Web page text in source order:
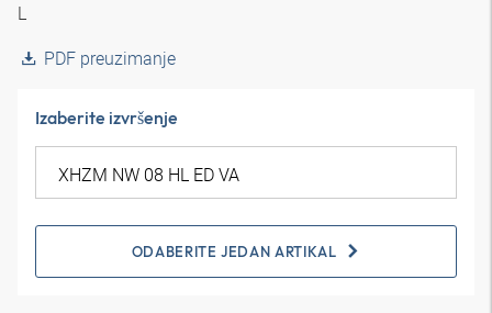
L
PDF preuzimanje
Izaberite izvršenje
ODABERITE JEDAN ARTIKAL